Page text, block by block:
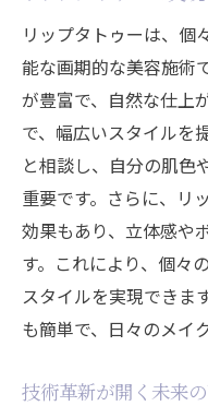
リップタトゥーは、個
能な画期的な美容施術
が豊富で、自然な仕上
で、幅広いスタイルを
と相談し、自分の肌色
重要です。さらに、リ
効果もあり、立体感や
す。これにより、個々
スタイルを実現できま
も簡単で、日々のメイ
技術革新が開く未来